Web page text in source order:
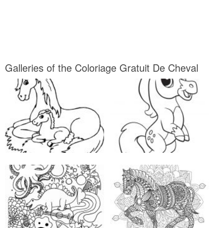
Galleries of the Coloriage Gratuit De Cheval